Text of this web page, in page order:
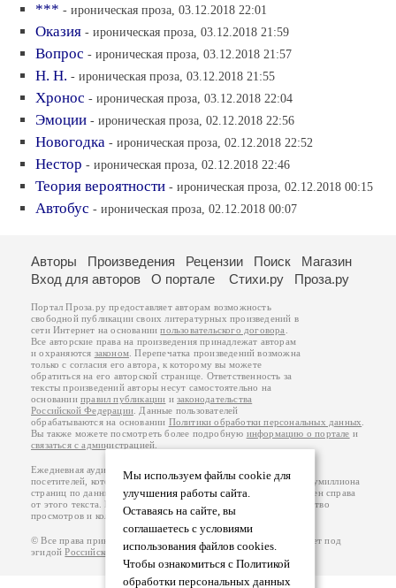
*** - ироническая проза, 03.12.2018 22:01
Оказия - ироническая проза, 03.12.2018 21:59
Вопрос - ироническая проза, 03.12.2018 21:57
Н. Н. - ироническая проза, 03.12.2018 21:55
Хронос - ироническая проза, 03.12.2018 22:04
Эмоции - ироническая проза, 02.12.2018 22:56
Новогодка - ироническая проза, 02.12.2018 22:52
Нестор - ироническая проза, 02.12.2018 22:46
Теория вероятности - ироническая проза, 02.12.2018 00:15
Автобус - ироническая проза, 02.12.2018 00:07
Мы используем файлы cookie для
улучшения работы сайта.
Оставаясь на сайте, вы
соглашаетесь с условиями
использования файлов cookies.
Чтобы ознакомиться с Политикой
обработки персональных данных
Авторы Произведения Рецензии Поиск
Магазин
Вход для авторов
О портале Стихи.ру Проза.ру
Портал Проза.ру предоставляет авторам возможность
свободной публикации своих литературных произведений в
сети Интернет на основаниипользовательского договора
Все авторские права на произведения принадлежат авторам
и охраняются законом . Перепечатка произведений возможна
только с согласия его автора, к которому вы можете
обратиться на его авторской странице. Ответственность за
тексты произведений авторы несут самостоятельно на
основанииправил публикации изаконодательства
Российской Федерации . Данные пользователей
обрабатываются на основании Политики обработки персональных данных
Вы также можете посмотреть более подробную информацию о портале и
связаться с администрацией
Ежедневная аудитория портала Проза.ру – порядка 100 тысяч
посетителей, которые в общей сумме просматривают более полумиллиона
страниц по данным счетчика посещаемости, который расположен справа
от этого текста. В каждой графе указано по две цифры: количество
просмотров и количество посетителей.
© Все права принадлежат авторам, 2000-2026. Портал работает под
эгидойРоссийского союза писателей.18+